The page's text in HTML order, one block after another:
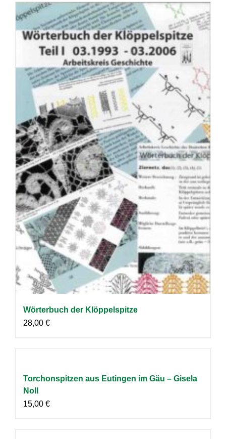
Wörterbuch der Klöppelspitze
28,00 €
Torchonspitzen aus Eutingen im Gäu – Gisela
Noll
15,00 €